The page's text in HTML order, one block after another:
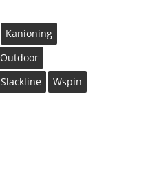
Kanioning
Outdoor
Slackline Wspin